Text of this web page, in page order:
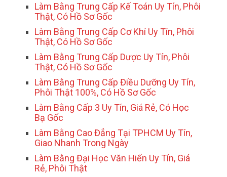
Làm Bằng Trung Cấp Kế Toán Uy Tín, Phôi
Thật, Có Hồ Sơ Gốc
Làm Bằng Trung Cấp Cơ Khí Uy Tín, Phôi
Thật, Có Hồ Sơ Gốc
Làm Bằng Trung Cấp Dược Uy Tín, Phôi
Thật, Có Hồ Sơ Gốc
Làm Bằng Trung Cấp Điều Dưỡng Uy Tín,
Phôi Thật 100%, Có Hồ Sơ Gốc
Làm Bằng Cấp 3 Uy Tín, Giá Rẻ, Có Học
Bạ Gốc
Làm Bằng Cao Đẳng Tại TPHCM Uy Tín,
Giao Nhanh Trong Ngày
Làm Bằng Đại Học Văn Hiến Uy Tín, Giá
Rẻ, Phôi Thật